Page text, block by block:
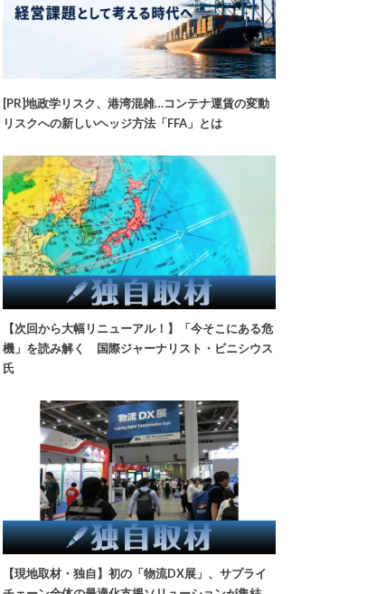
[PR]地政学リスク、港湾混雑…コンテナ運賃の変動
リスクへの新しいヘッジ方法「FFA」とは
【次回から大幅リニューアル！】「今そこにある危
機」を読み解く 国際ジャーナリスト・ビニシウス
氏
【現地取材・独自】初の「物流DX展」、サプライ